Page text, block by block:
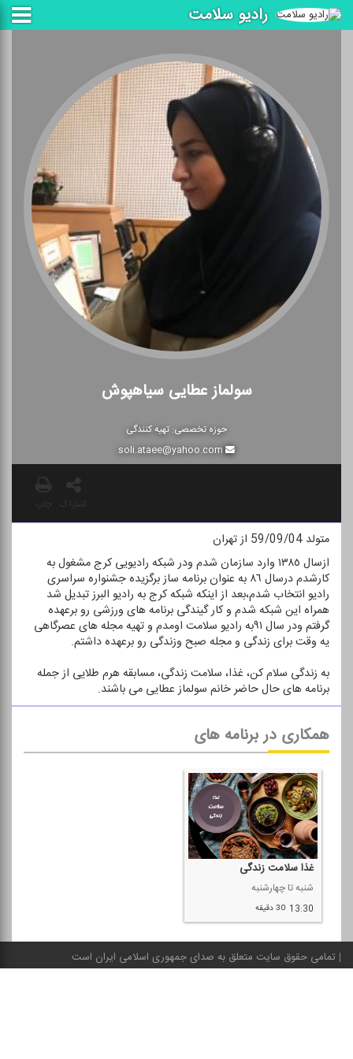
رادیو سلامت
سولماز عطایی سیاهپوش
حوزه تخصصی: تهیه كنندگی
soli.ataee@yahoo.com
متولد 59/09/04 از تهران
ازسال ١٣٨٥ وارد سازمان شدم ودر شبكه رادیویی كرج مشغول به
كارشدم درسال ٨٦ به عنوان برنامه ساز برگزیده جشنواره سراسری
رادیو انتخاب شدم،بعد از اینكه شبكه كرج به رادیو البرز تبدیل شد
همراه این شبكه شدم و كار گیندگی برنامه های ورزشی رو برعهده
گرفتم ودر سال ٩١به رادیو سلامت اومدم و تهیه مجله های عصرگاهی
یه وقت برای زندگی و مجله صبح وزندگی رو برعهده داشتم.
به زندگی سلام كن، غذا، سلامت زندگی، مسابقه هرم طلایی از جمله
برنامه های حال حاضر خانم سولماز عطایی می باشند.
همکاری در برنامه های
غذا سلامت زندگی
شنبه تا چهارشنبه
13:30 30 دقیقه
تمامی حقوق سایت متعلق به صدای جمهوری اسلامی ایران است